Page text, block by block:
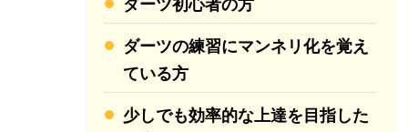
ダーツ初心者の方
ダーツの練習にマンネリ化を覚え
ている方
少しでも効率的な上達を目指した